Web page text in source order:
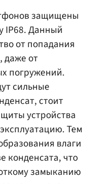
защищены
IP68. Данный
от попадания
даже от
погружений.
сильные
стоит
устройства
Тем
влаги
конденсата, что
замыканию